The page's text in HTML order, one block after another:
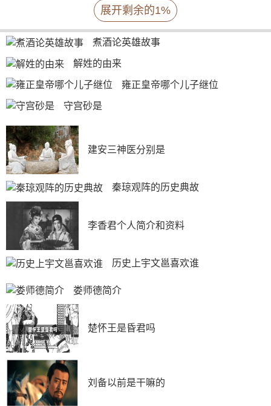
藻，宾王坦易，子安其最杰乎？调入初唐，时带六朝锦
展开剩余的1%
煮酒论英雄故事
解姓的由来
雍正皇帝哪个儿子继位
守宫砂是
建安三神医分别是
秦琼观阵的历史典故
李香君个人简介和资料
历史上宇文邕喜欢谁
娄师德简介
楚怀王是昏君吗
刘备以前是干嘛的